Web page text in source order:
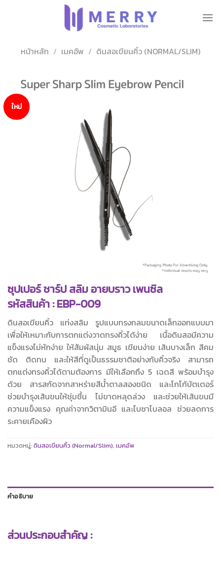
หน้าหลัก / เมคอัพ / ดินสอเขียนคิ้ว (NORMAL/SLIM)
ใหม่
ซุปเปอร์ ชาร์ป สลิม อายบราว เพนซิล
รหัสสินค้า : EBP-009
ดินสอเขียนคิ้ว แท่งสลิม รูปแบบทรงกลมขนาดเล็กออกแบบมา
เพื่อให้เหมาะกับการตกแต่งวาดทรงคิ้วได้ง่าย เนื้อดินสอมีความ
แข็งแรงไม่หักง่าย ให้สัมผัสนุ่ม สมูธ เขียนง่าย เส้นบางเล็ก สีคม
ชัด ติดทน และให้สีที่ดูเป็นธรรมชาติอย่างกับคิ้วจริง สามารถ
ตกแต่งทรงคิ้วได้ตามต้องการ มีให้เลือกถึง 5 เฉดสี พร้อมบำรุง
ด้วย สารสกัดจากสาหร่ายสีน้ำตาลสองชนิด และโกโก้บัตเตอร์
ช่วยบำรุงเส้นขนให้ชุ่มชื้น ไม่ขาดหลุดล่วง และช่วยให้เส้นขนมี
ความแข็งแรง คุณค่าจากวิตามินอี และไบซาโบลอล ช่วยลดการ
ระคายเคืองผิว
หมวดหมู่: ดินสอเขียนคิ้ว (Normal/Slim), เมคอัพ
คำอธิบาย
ส่วนประกอบสำคัญ :